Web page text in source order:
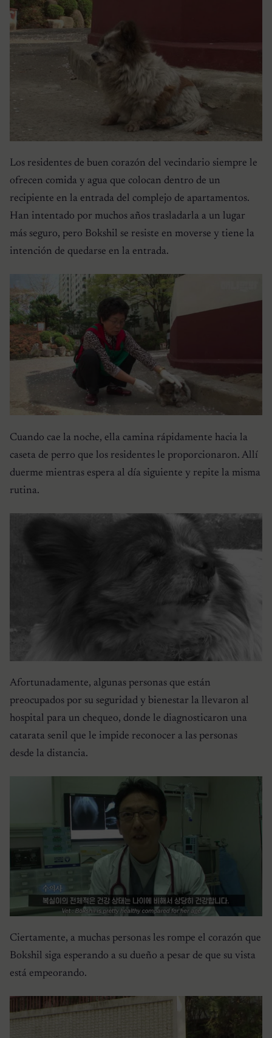
Los residentes de buen corazón del vecindario siempre le
ofrecen comida y agua que colocan dentro de un
recipiente en la entrada del complejo de apartamentos.
Han intentado por muchos años trasladarla a un lugar
más seguro, pero Bokshil se resiste en moverse y tiene la
intención de quedarse en la entrada.
Cuando cae la noche, ella camina rápidamente hacia la
caseta de perro que los residentes le proporcionaron. Allí
duerme mientras espera al día siguiente y repite la misma
rutina.
Afortunadamente, algunas personas que están
preocupados por su seguridad y bienestar la llevaron al
hospital para un chequeo, donde le diagnosticaron una
catarata senil que le impide reconocer a las personas
desde la distancia.
Ciertamente, a muchas personas les rompe el corazón que
Bokshil siga esperando a su dueño a pesar de que su vista
está empeorando.